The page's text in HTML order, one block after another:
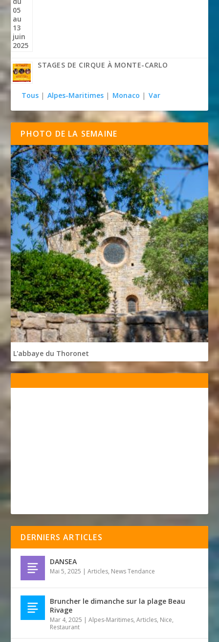
STAGES DE CIRQUE À MONTE-CARLO
Tous | Alpes-Maritimes | Monaco | Var
PHOTO DE LA SEMAINE
L'abbaye du Thoronet
DERNIERS ARTICLES
DANSEA
Mai 5, 2025 |Articles, News Tendance
Bruncher le dimanche sur la plage Beau
Rivage
Mar 4, 2025 |Alpes-Maritimes,Articles, Nice,
Restaurant